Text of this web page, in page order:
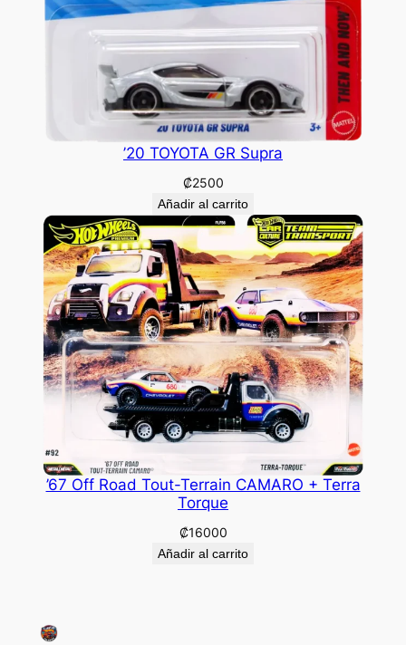
’20 TOYOTA GR Supra
₡2500
Añadir al carrito
’67 Off Road Tout-Terrain CAMARO + Terra
Torque
₡16000
Añadir al carrito